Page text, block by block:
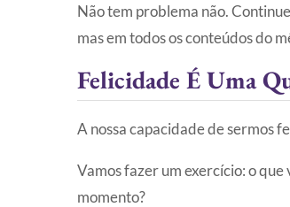
Não tem problema não.
mas em todos os conteúdos do
Felicidade É Uma
A nossa capacidade de sermos
Vamos fazer um exercício: o
momento?